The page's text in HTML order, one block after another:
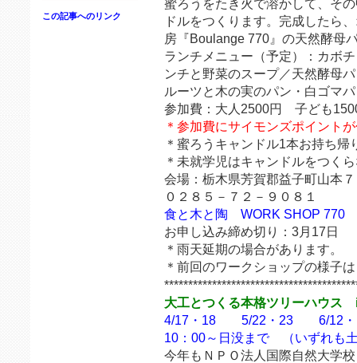
この記事へのリンク
蜜ろうをたき火で溶かして、そ
ドルをつくります。完成したら
房『Boulange 770』の天然酵母
ランチメニュー（予定）：カボ
ンチと野菜のスープ／天然酵母
ルーツと木の実のパン・白ゴマ
参加費：大人2500円 子ども
＊参加費にサイモンズポイント
＊蜜ろうキャンドル1本お持ち帰
＊未就学児はキャンドルをつく
会場：栃木県芳賀郡益子町山本
０２８５－７２－９０８１
食と木と陶 WORK SHOP 770
お申し込み締め切り：3月17日
＊雨天延期の場合があります。
＊前回のワークショップの様子は
大工とつくる本格ツリーハウス
4/17・18 5/22・23 6/
10：00～日没まで （いずれも
今年もＮＰＯ法人国際自然大学